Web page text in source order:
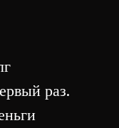
раз.